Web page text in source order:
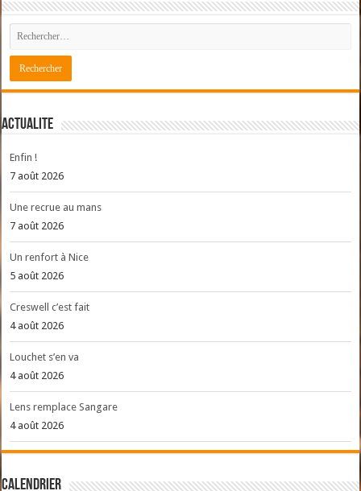
ACTUALITE
Enfin !
7 août 2026
Une recrue au mans
7 août 2026
Un renfort à Nice
5 août 2026
Creswell c’est fait
4 août 2026
Louchet s’en va
4 août 2026
Lens remplace Sangare
4 août 2026
Calendrier